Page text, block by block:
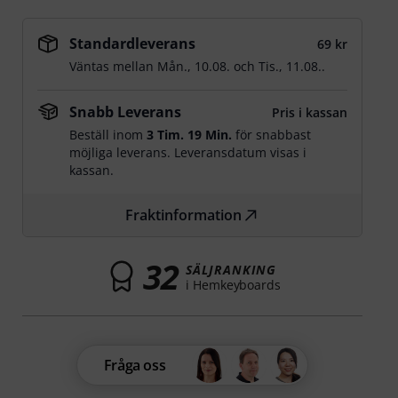
Standardleverans
69 kr
Väntas mellan Mån., 10.08. ochTis., 11.08..
Snabb Leverans
Pris i kassan
Beställ inom3 Tim. 19 Min. för snabbast
möjliga leverans. Leveransdatum visas i
kassan.
Fraktinformation
32 SÄLJRANKING
i Hemkeyboards
Fråga oss